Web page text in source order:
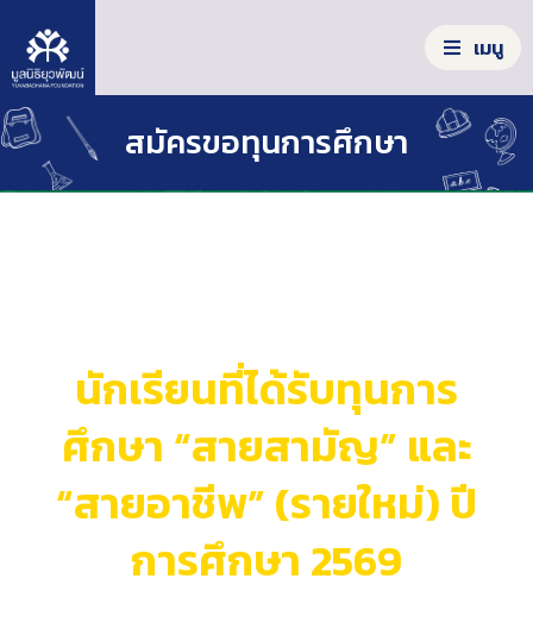
t
o
o
เมนู
S
e
รู้จักมูลนิธิ
ร่วมลงมือทำ
ข่าวสาร/รายงาน
คลังความรู้
สมัครขอทุนการศึกษา
นักเรียนที่ได้รับทุนการ
ศึกษา “สายสามัญ” และ
“สายอาชีพ” (รายใหม่) ปี
การศึกษา 2569